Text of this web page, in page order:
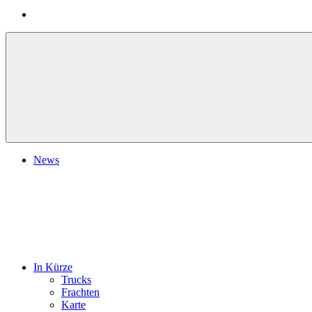
News
In Kürze
Trucks
Frachten
Karte